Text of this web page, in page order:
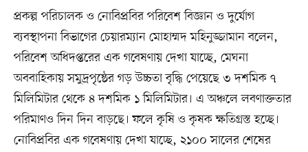
প্রকল্প পরিচালক ও নোবিপ্রবির পরিবেশ বিজ্ঞান ও দুর্যোগ
ব্যবস্থাপনা বিভাগের চেয়ারম্যান মোহাম্মদ মহিনুজ্জামান বলেন,
পরিবেশ অধিদপ্তরের এক গবেষণায় দেখা যাচ্ছে, মেঘনা
অববাহিকায় সমুদ্রপৃষ্ঠের গড় উচ্চতা বৃদ্ধি পেয়েছে ৩ দশমিক ৭
মিলিমিটার থেকে ৪ দশমিক ১ মিলিমিটার। এ অঞ্চলে লবণাক্ততার
পরিমাণও দিন দিন বাড়ছে। ফলে কৃষি ও কৃষক ক্ষতিগ্রস্ত হচ্ছে।
নোবিপ্রবির এক গবেষণায় দেখা যাচ্ছে, ২১০০ সালের শেষের